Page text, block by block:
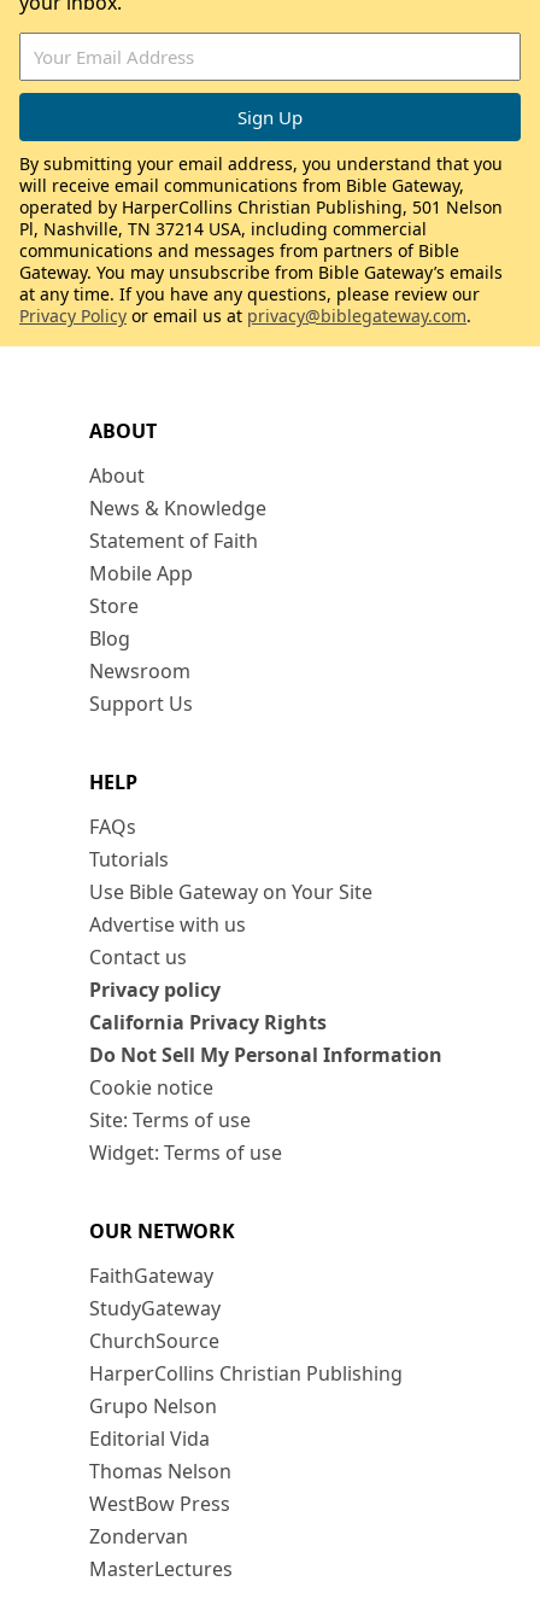
ABOUT
About
News & Knowledge
Statement of Faith
Mobile App
Store
Blog
Newsroom
Support Us
HELP
FAQs
Tutorials
Use Bible Gateway on Your Site
Advertise with us
Contact us
Privacy policy
California Privacy Rights
Do Not Sell My Personal Information
Cookie notice
Site: Terms of use
Widget: Terms of use
OUR NETWORK
FaithGateway
StudyGateway
ChurchSource
HarperCollins Christian Publishing
Grupo Nelson
Editorial Vida
Thomas Nelson
WestBow Press
Zondervan
MasterLectures
By submitting your email address, you understand that you
will receive email communications from Bible Gateway,
operated by HarperCollins Christian Publishing, 501 Nelson
Pl, Nashville, TN 37214 USA, including commercial
communications and messages from partners of Bible
Gateway. You may unsubscribe from Bible Gateway’s emails
at any time. If you have any questions, please review our
Privacy Policy or email us at privacy@biblegateway.com.